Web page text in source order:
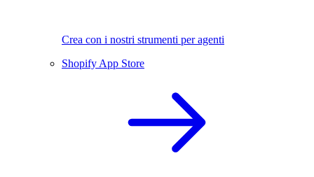
Crea con i nostri strumenti per agenti
Shopify App Store